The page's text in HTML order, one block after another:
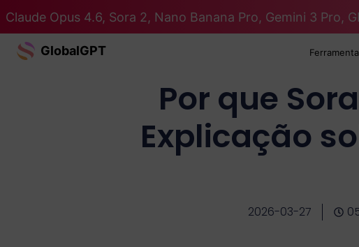
Claude Opus 4.6, Sora 2, Nano Banana Pro, Gemini 3 Pro,
GlobalGPT
Por que
Explicação
2026-03-27